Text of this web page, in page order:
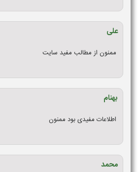
علی
ممنون از مطالب مفید سایت
بهنام
اطلاعات مفیدی بود ممنون
محمد